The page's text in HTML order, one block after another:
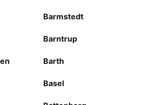
Barmstedt
Barntrup
Barth
Basel